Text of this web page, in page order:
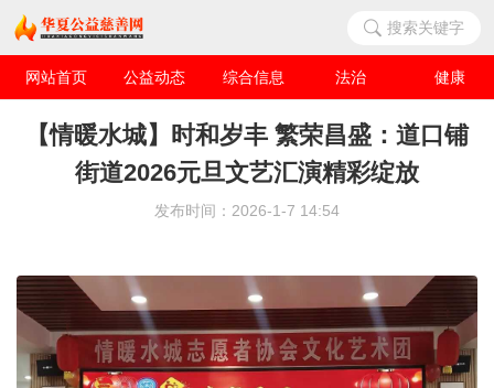
搜索关键字
网站首页 公益动态 综合信息 法治 健康
华夏人物 爱心企业
【情暖水城】时和岁丰 繁荣昌盛：道口铺
街道2026元旦文艺汇演精彩绽放
发布时间：2026-1-7 14:54